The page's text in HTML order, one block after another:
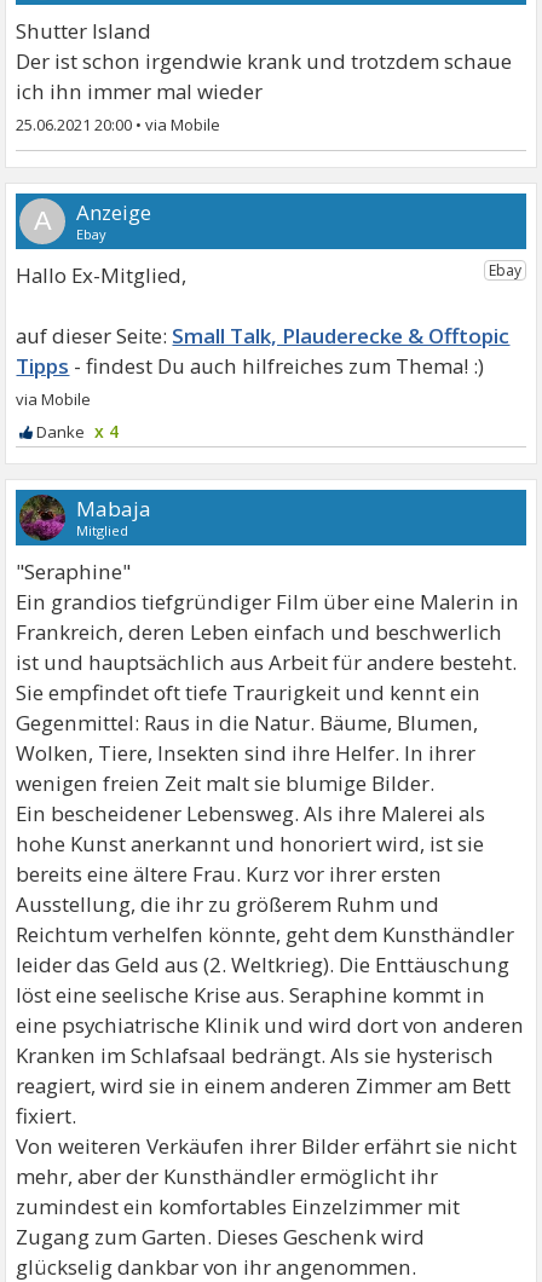
Shutter Island
Der ist schon irgendwie krank und trotzdem schaue
ich ihn immer mal wieder
25.06.2021 20:00 •
A
Hallo Ex-Mitglied,
Small Talk, Plauderecke & Offtopic
Tipps
x 4
Mabaja
Mitglied
"Seraphine"
Ein grandios tiefgründiger Film über eine Malerin in
Frankreich, deren Leben einfach und beschwerlich
ist und hauptsächlich aus Arbeit für andere besteht.
Sie empfindet oft tiefe Traurigkeit und kennt ein
Gegenmittel: Raus in die Natur. Bäume, Blumen,
Wolken, Tiere, Insekten sind ihre Helfer. In ihrer
wenigen freien Zeit malt sie blumige Bilder.
Ein bescheidener Lebensweg. Als ihre Malerei als
hohe Kunst anerkannt und honoriert wird, ist sie
bereits eine ältere Frau. Kurz vor ihrer ersten
Ausstellung, die ihr zu größerem Ruhm und
Reichtum verhelfen könnte, geht dem Kunsthändler
leider das Geld aus (2. Weltkrieg). Die Enttäuschung
löst eine seelische Krise aus. Seraphine kommt in
eine psychiatrische Klinik und wird dort von anderen
Kranken im Schlafsaal bedrängt. Als sie hysterisch
reagiert, wird sie in einem anderen Zimmer am Bett
fixiert.
Von weiteren Verkäufen ihrer Bilder erfährt sie nicht
mehr, aber der Kunsthändler ermöglicht ihr
zumindest ein komfortables Einzelzimmer mit
Zugang zum Garten. Dieses Geschenk wird
glückselig dankbar von ihr angenommen.